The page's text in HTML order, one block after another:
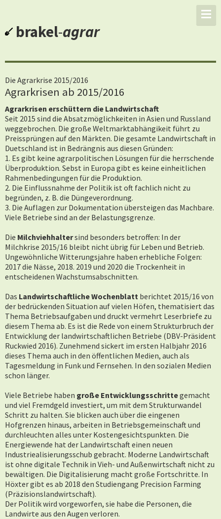
brakel-agrar
Die Agrarkrise 2015/2016
Agrarkrisen ab 2015/2016
Agrarkrisen erschüttern die Landwirtschaft
Seit 2015 sind die Absatzmöglichkeiten in Asien und Russland
weggebrochen. Die große Weltmarktabhängikeit führt zu
Preissprüngen auf den Märkten. Die gesamte Landwirtschaft in
Duetschland ist in Bedrängnis aus diesen Gründen:
1. Es gibt keine agrarpolitischen Lösungen für die herrschende
Überproduktion. Sebst in Europa gibt es keine einheitlichen
Rahmenbedingungen für die Produktion.
2. Die Einflussnahme der Politik ist oft fachlich nicht zu
begründen, z. B. die Düngeverordnung.
3. Die Auflagen zur Dokumentation übersteigen das Machbare.
Viele Betriebe sind an der Belastungsgrenze.
Die Milchviehhaltersind besonders betroffen: In der
Milchkrise 2015/16 bleibt nicht übrig für Leben und Betrieb.
Ungewöhnliche Witterungsjahre haben erhebliche Folgen:
2017 die Nässe, 2018. 2019 und 2020 die Trockenheit in
entscheidenen Wachstumsabschnitten.
Das Landwirtschaftliche Wochenblatt berichtet 2015/16 von
der bedrückenden Situation auf vielen Höfen, thematisiert das
Thema Betriebsaufgaben und druckt vermehrt Leserbriefe zu
diesem Thema ab. Es ist die Rede von einem Strukturbruch der
Entwicklung der landwirtschaftlichen Betriebe (DBV-Präsident
Ruckwied 2016). Zunehmend sickert im ersten Halbjahr 2016
dieses Thema auch in den öffentlichen Medien, auch als
Tagesmeldung in Funk und Fernsehen. In den sozialen Medien
schon länger.
Viele Betriebe haben große Entwicklungsschrittegemacht
und viel Fremdgeld investiert, um mit dem Strukturwandel
Schritt zu halten. Sie blicken auch über die eingenen
Hofgrenzen hinaus, arbeiten in Betriebsgemeinschaft und
durchleuchten alles unter Kostengesichtspunkten. Die
Energiewende hat der Landwirtschaft einen neuen
Industriealisierungsschub gebracht. Moderne Landwirtschaft
ist ohne digitale Technik in Vieh- und Außenwirtschaft nicht zu
bewältigen. Die Digitalisierung macht große Fortschritte. In
Höxter gibt es ab 2018 den Studiengang Precision Farming
(Präzisionslandwirtschaft).
Der Politik wird vorgeworfen, sie habe die Personen, die
Landwirte aus den Augen verloren.